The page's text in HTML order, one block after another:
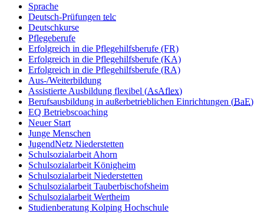
Sprache
Deutsch-Prüfungen telc
Deutschkurse
Pflegeberufe
Erfolgreich in die Pflegehilfsberufe (FR)
Erfolgreich in die Pflegehilfsberufe (KA)
Erfolgreich in die Pflegehilfsberufe (RA)
Aus-/Weiterbildung
Assistierte Ausbildung flexibel (AsAflex)
Berufsausbildung in außerbetrieblichen Einrichtungen (BaE)
EQ Betriebscoaching
Neuer Start
Junge Menschen
JugendNetz Niederstetten
Schulsozialarbeit Ahorn
Schulsozialarbeit Königheim
Schulsozialarbeit Niederstetten
Schulsozialarbeit Tauberbischofsheim
Schulsozialarbeit Wertheim
Studienberatung Kolping Hochschule